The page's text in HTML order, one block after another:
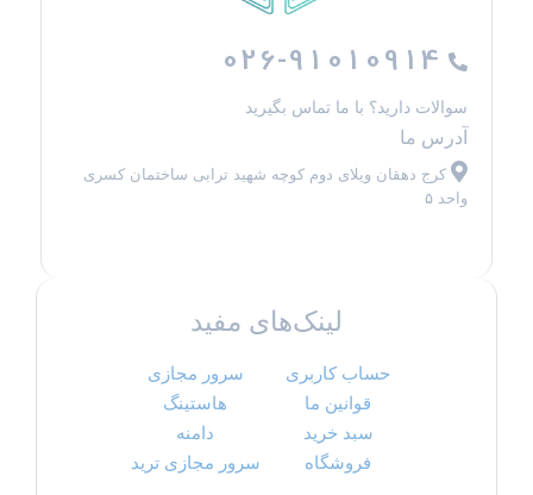
026-91010914
سوالات دارید؟ با ما تماس بگیرید
آدرس ما
کرج دهقان ویلای دوم کوچه شهید ترابی ساختمان کسری
واحد ۵
لینک‌های مفید
حساب کاربری
قوانین ما
سبد خرید
فروشگاه
سرور مجازی
هاستینگ
دامنه
سرور مجازی ترید